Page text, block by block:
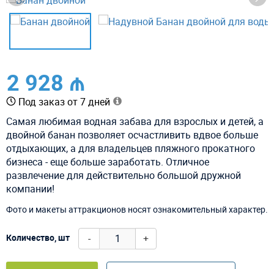
2 928 ₼
Под заказ от 7 дней
Самая любимая водная забава для взрослых и детей, а
двойной банан позволяет осчастливить вдвое больше
отдыхающих, а для владельцев пляжного прокатного
бизнеса - еще больше заработать. Отличное
развлечение для действительно большой дружной
компании!
Фото и макеты аттракционов носят ознакомительный характер.
Количество, шт - +